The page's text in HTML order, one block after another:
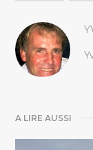
A LIRE AUSSI